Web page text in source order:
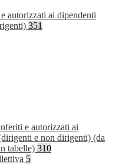
autorizzati ai dipendenti
351
e autorizzati ai
e non dirigenti) (da
tabelle) 310
5